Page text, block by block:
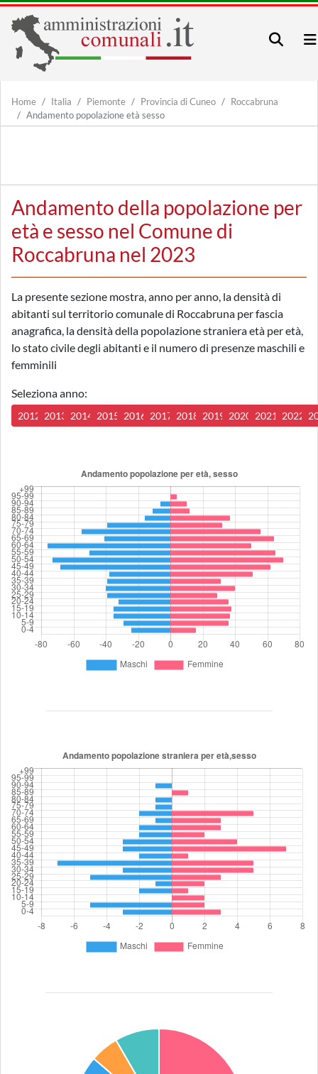
Home Italia Piemonte Provincia di Cuneo
Roccabruna
Andamento popolazione età sesso
Andamento della popolazione per
età e sesso nel Comune di
Roccabruna nel 2023
La presente sezione mostra, anno per anno, la densità di
abitanti sul territorio comunale di Roccabruna per fascia
anagrafica, la densità della popolazione straniera età per età,
lo stato civile degli abitanti e il numero di presenze maschili e
femminili
Seleziona anno:
2012 2013 2014 2015 2016 2017 2018 2019 2020 2021 2022